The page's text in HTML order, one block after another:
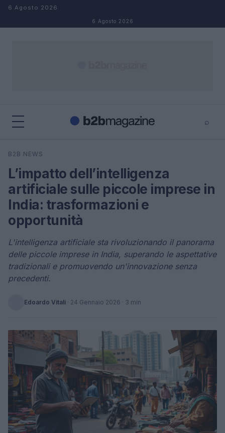
Salta al contenuto
6 Agosto 2026
6 Agosto 2026
⌕
Cerca
B2B NEWS
L’impatto dell’intelligenza
artificiale sulle piccole imprese in
India: trasformazioni e
opportunità
L'intelligenza artificiale sta rivoluzionando il panorama
delle piccole imprese in India, superando le aspettative
tradizionali e promuovendo un'innovazione senza
precedenti.
Edoardo Vitali · 24 Gennaio 2026 · 3 min